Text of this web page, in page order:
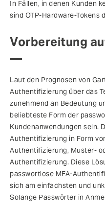
In Fällen, in denen Kunden
sind OTP-Hardware-Tokens
Vorbereitung
Laut den Prognosen von
Authentifizierung über das
zunehmend an Bedeutung
beliebteste Form der
Kundenanwendungen sein.
Authentifizierung in Form
Authentifizierung, Muster-
Authentifizierung. Diese
passwortlose MFA-
sich am einfachsten und
Solange Passwörter in